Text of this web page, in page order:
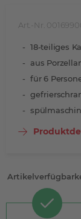
Art.-Nr.
18-teiliges
aus
für 6